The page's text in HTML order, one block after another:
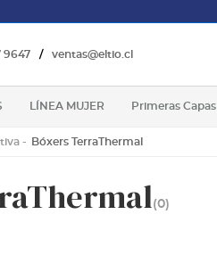
9647 / ventas@eltio.cl
LÍNEA MUJER Primeras Capas
Bóxers TerraThermal
(0)